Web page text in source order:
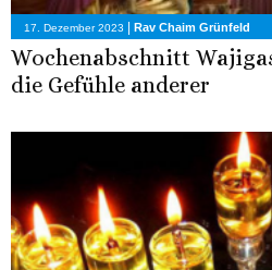
17. Dezember 2023 Rav Chaim Grünfeld
Wochenabschnitt
die Gefühle anderer